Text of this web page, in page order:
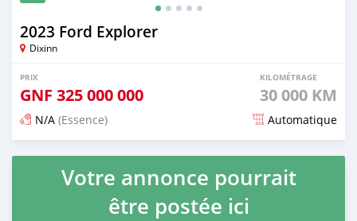
2023 Ford Explorer
Dixinn
PRIX
GNF 325 000 000
KILOMÉTRAGE
30 000 KM
N/A (Essence) Automatique
Publié il y a plus d'un an
Votre annonce pourrait
être postée ici